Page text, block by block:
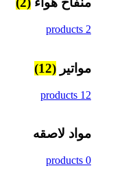
2 products
مواتير (12)
12 products
مواد لاصقه
0 products